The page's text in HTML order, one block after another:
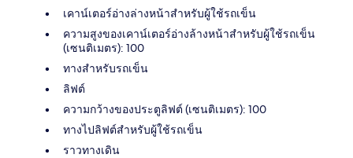
เคาน์เตอร์อ่างล่างหน้าสำหรับผู้ใช้รถเข็น
ความสูงของเคาน์เตอร์อ่างล้างหน้าสำหรับผู้ใช้รถเข็น
(เซนติเมตร): 100
ทางสำหรับรถเข็น
ลิฟต์
ความกว้างของประตูลิฟต์ (เซนติเมตร): 100
ทางไปลิฟต์สำหรับผู้ใช้รถเข็น
ราวทางเดิน